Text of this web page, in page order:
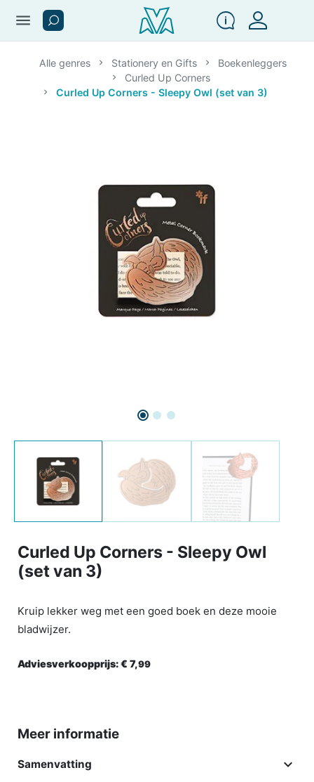
menu
Alle genres Stationery en Gifts
Boekenleggers
Curled Up Corners
Curled Up Corners - Sleepy Owl (set van 3)
Curled Up Corners - Sleepy Owl
(set van 3)
Kruip lekker weg met een goed boek en deze mooie
bladwijzer.
Adviesverkoopprijs:€ 7,99
Meer informatie
Samenvatting 